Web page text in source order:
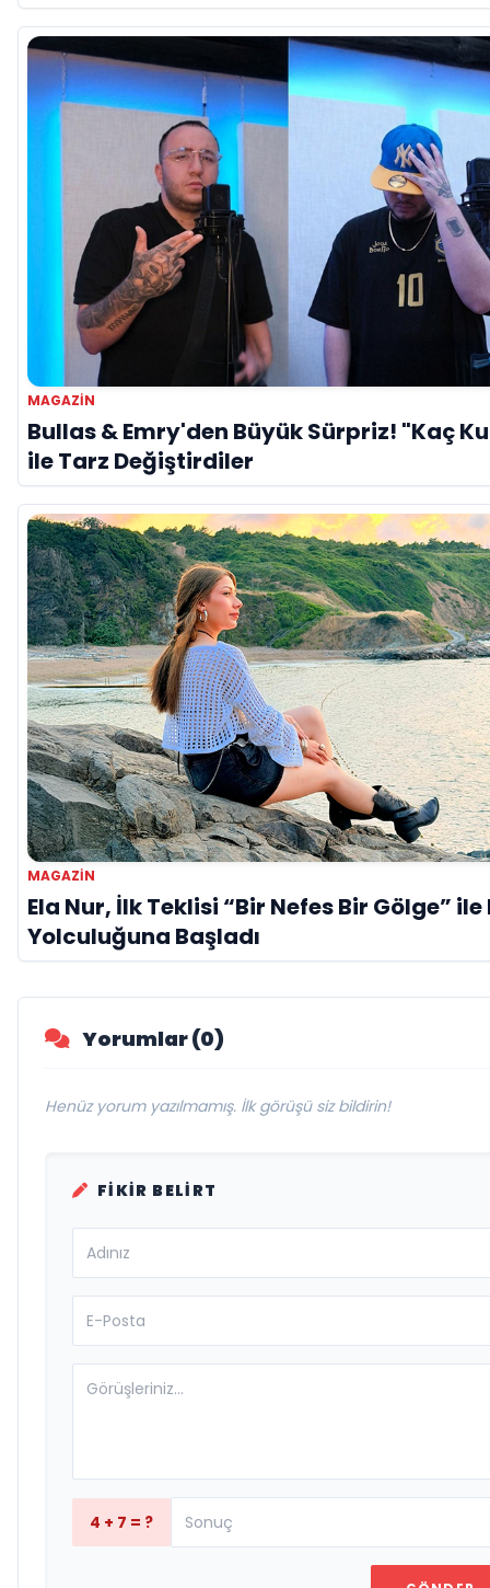
MAGAZIN
Bullas & Emry'den Büyük Sürpriz! "Kaç
ile Tarz Değiştirdiler
MAGAZIN
Ela Nur, İlk Teklisi “Bir Nefes Bir Gölge”
Yolculuğuna Başladı
Yorumlar (0)
Henüz yorum yazılmamış. İlk görüşü siz bildirin!
FIKIR BELIRT
4 + 7 = ?